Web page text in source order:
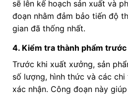
sẽ lên kế hoạch sản xuất và
đoạn nhằm đảm bảo tiến độ
gian đã thống nhất.
4. Kiểm tra thành phẩm trước
Trước khi xuất xưởng, sản
số lượng, hình thức và các
xác nhận. Công đoạn này